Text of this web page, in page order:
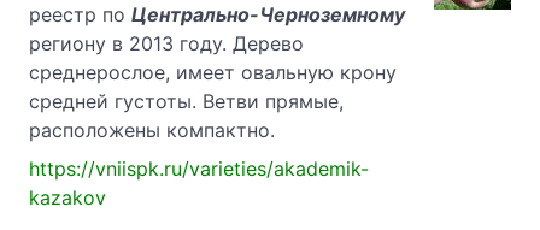
реестр по Центрально-Черноземному
региону в 2013 году. Дерево
среднерослое, имеет овальную крону
средней густоты. Ветви прямые,
расположены компактно.
https://vniispk.ru/varieties/akademik-
kazakov